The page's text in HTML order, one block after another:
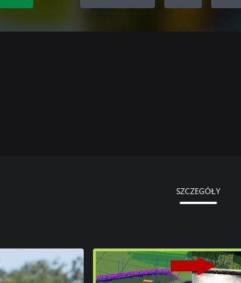
SZCZEGÓŁY